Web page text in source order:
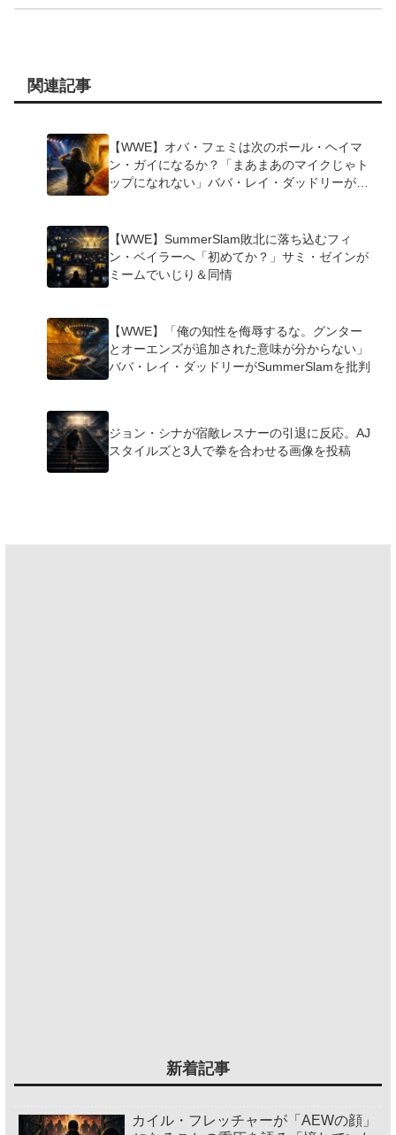
関連記事
【WWE】オバ・フェミは次のポール・ヘイマ
ン・ガイになるか？「まあまあのマイクじゃト
ップになれない」ババ・レイ・ダッドリーが指
【WWE】SummerSlam敗北に落ち込むフィ
ン・ベイラーへ「初めてか？」サミ・ゼインが
ミームでいじり＆同情
【WWE】「俺の知性を侮辱するな。グンター
とオーエンズが追加された意味が分からない」
ババ・レイ・ダッドリーがSummerSlamを批判
ジョン・シナが宿敵レスナーの引退に反応。AJ
スタイルズと3人で拳を合わせる画像を投稿
新着記事
カイル・フレッチャーが「AEWの顔」